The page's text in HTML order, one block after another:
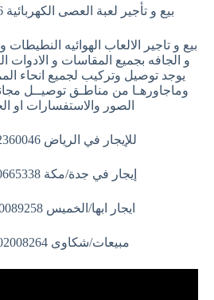
بيع و تأجير لعبة العصى الكهربائية 0532360046
بيع و تاجير الالعاب الهوائيه النطيطات
و الجافه بجميع المقاسات و الادوات
يوجد توصيل وتركيب لجميع انحاء
وماجاورهـا من مناطـق توصيــل
الصور والاستفسارات او
للإيجار في الرياض 0532360046
إيجار في جدة/مكة 0540665338
ايجار ابها/الخميس 0550089258
مبيعات/شكاوى 0502008264